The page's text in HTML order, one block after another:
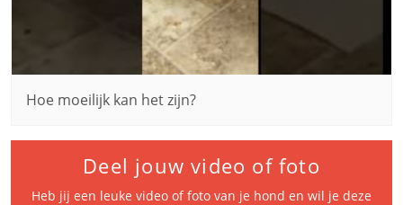
Hoe moeilijk kan het zijn?
Deel jouw video of foto
Heb jij een leuke video of foto van je hond en wil je deze